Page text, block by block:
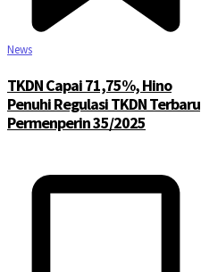
News
TKDN Capai 71,75%, Hino
Penuhi Regulasi TKDN Terbaru
Permenperin 35/2025